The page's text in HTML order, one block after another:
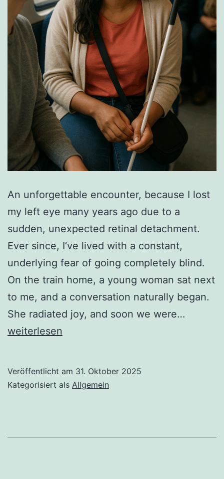
An unforgettable encounter, because I lost
my left eye many years ago due to a
sudden, unexpected retinal detachment.
Ever since, I’ve lived with a constant,
underlying fear of going completely blind.
On the train home, a young woman sat next
to me, and a conversation naturally began.
She radiated joy, and soon we were…
weiterlesen
Veröffentlicht am 31. Oktober 2025
Kategorisiert als Allgemein